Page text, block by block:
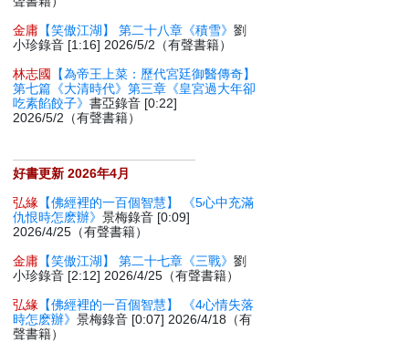
金庸 【笑傲江湖】 第二十八章《積雪》劉
小珍錄音 [1:16] 2026/5/2（有聲書籍）
林志國
【為帝王上菜：歷代宮廷御醫傳奇】
第七篇《大清時代》第三章《皇宮過大年卻
吃素餡餃子》書亞錄音 [0:22]
2026/5/2（有聲書籍）
好書更新 2026年4月
弘緣 【佛經裡的一百個智慧】 《5心中充滿
仇恨時怎麽辦》景梅錄音 [0:09]
2026/4/25（有聲書籍）
金庸 【笑傲江湖】 第二十七章《三戰》劉
小珍錄音 [2:12] 2026/4/25（有聲書籍）
弘緣 【佛經裡的一百個智慧】 《4心情失落
時怎麽辦》景梅錄音 [0:07] 2026/4/18（有
聲書籍）